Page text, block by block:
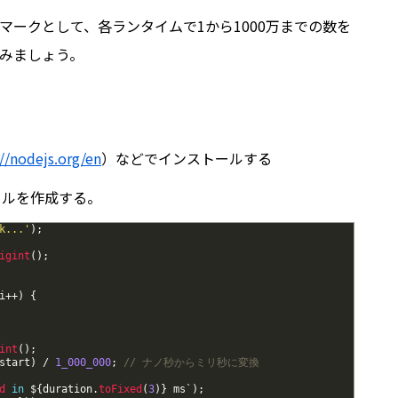
ークとして、各ランタイムで1から1000万までの数を
ましょう。
nodejs.org/en）などでインストールする
を作成する。
) ;
( ) ;
i++)
{
( ) ;
start ) / 1_000_000; // ナノ秒からミリ秒に変換
in ${duration.toFixed (3) } ms ` ) ;